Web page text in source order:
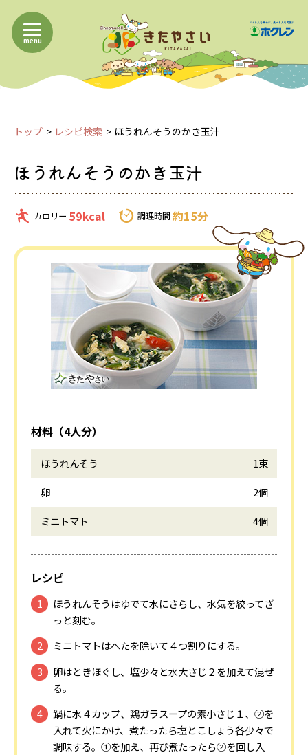
menu
トップ レシピ検索 ほうれんそうのかき玉汁
ほうれんそうのかき玉汁
カロリー 59kcal 調理時間 約15分
材料（4人分）
ほうれんそう
1束
卵
2個
ミニトマト
4個
レシピ
ほうれんそうはゆでて水にさらし、水気を絞ってざ
っと刻む。
ミニトマトはへたを除いて４つ割りにする。
卵はときほぐし、塩少々と水大さじ２を加えて混ぜ
る。
鍋に水４カップ、鶏ガラスープの素小さじ１、②を
入れて火にかけ、煮たったら塩とこしょう各少々で
調味する。①を加え、再び煮たったら②を回し入